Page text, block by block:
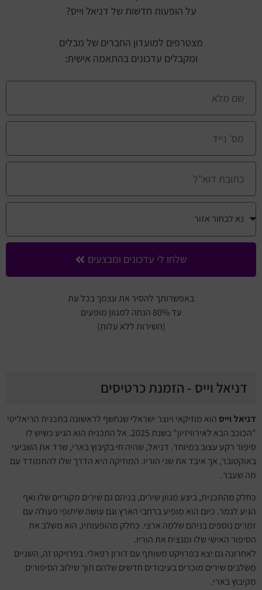
על הופעות חדשות של דניאל וייס?
מצטרפים למועדון החברים של מבלים
ומקבלים עדכונים בהתאמה אישית:
שלחו לי עדכונים ומבצעים
באפשרותך להסיר את עצמך בכל עת
עד 80% הנחה למגוון מופעים
(השירות ללא עלות)
דניאל וייס - הזמנת כרטיסים
דניאל וייס הוא מוזיקאי ויוצר ישראלי שנחשף לראשונה בתכנית הריאליטי
"הכוכב הבא לאירוויזיון" בשנת 2025. אל התכנית הוא הגיע כשיש לו
סיפור רקע עצוב במיוחד. דניאל, שהיה חי בקיבוץ בארי, שרד את השביעי
באוקטובר, אך איבד את שני הוריו. המוזיקה היא הדרך שלו להתמודד עם
מה שעבר.
כחלק מהתכנית, ביצע מגוון שירים, בניהם גם שירים מקוריים שלו ואף
הגיע לגמר. כיום הוא מופיע ברחבי הארץ וגם עושה שיתופי פעולה עם
זמרים נוספים בניהם שלמה ארצי. כחלק מהופעותיו, הוא משלב את
הסיפור האישי שלו ומנציח את הוריו.
לאחרונה גם יצא בפרויקט משותף עם דורון רפאלי. בפרויקט זה, השניים
משלבים שירים מוכרים בעיבודים חדשים שלהם תוך שילוב הסיפורים
מקיבוץ בארי.